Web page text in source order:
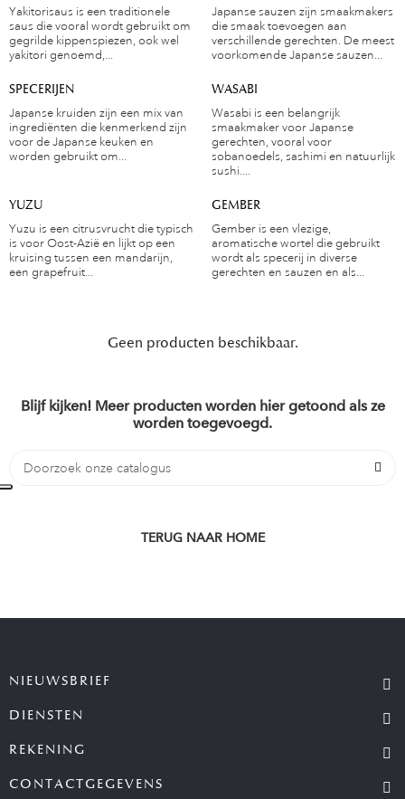
Yakitorisaus is een traditionele
saus die vooral wordt gebruikt om
gegrilde kippenspiezen, ook wel
yakitori genoemd,...
Japanse sauzen zijn smaakmakers
die smaak toevoegen aan
verschillende gerechten. De meest
voorkomende Japanse sauzen...
SPECERIJEN
Japanse kruiden zijn een mix van
ingrediënten die kenmerkend zijn
voor de Japanse keuken en
worden gebruikt om...
WASABI
Wasabi is een belangrijk
smaakmaker voor Japanse
gerechten, vooral voor
sobanoedels, sashimi en natuurlijk
sushi....
YUZU
Yuzu is een citrusvrucht die typisch
is voor Oost-Azië en lijkt op een
kruising tussen een mandarijn,
een grapefruit...
GEMBER
Gember is een vlezige,
aromatische wortel die gebruikt
wordt als specerij in diverse
gerechten en sauzen en als...
Geen producten beschikbaar.
Blijf kijken! Meer producten worden hier getoond als ze
worden toegevoegd.
TERUG NAAR HOME
NIEUWSBRIEF
DIENSTEN
REKENING
CONTACTGEGEVENS